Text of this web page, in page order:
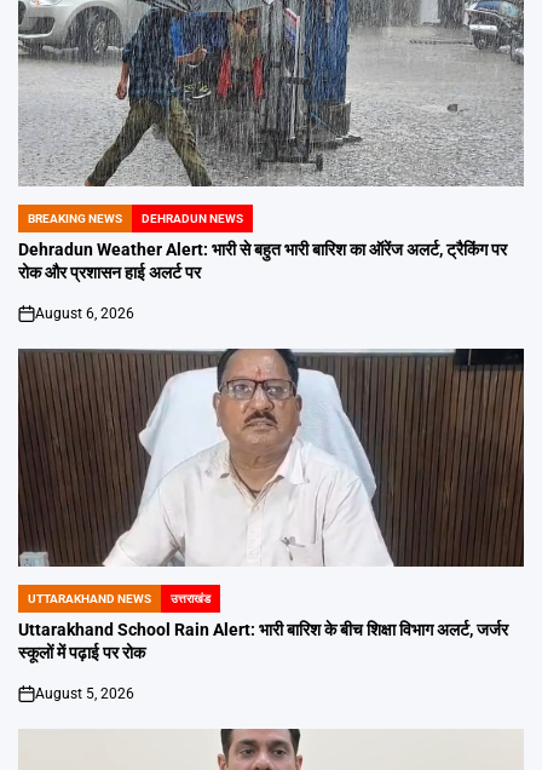
POSTED
IN
BREAKING NEWS DEHRADUN NEWS
Dehradun Weather Alert: भारी से बहुत भारी बारिश का ऑरेंज अलर्ट, ट्रैकिंग पर
रोक और प्रशासन हाई अलर्ट पर
on
August 6, 2026
POSTED
IN
UTTARAKHAND NEWS उत्तराखंड
Uttarakhand School Rain Alert: भारी बारिश के बीच शिक्षा विभाग अलर्ट, जर्जर
स्कूलों में पढ़ाई पर रोक
on
August 5, 2026